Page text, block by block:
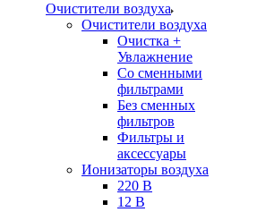
Очистители воздуха
Очистители воздуха
Очистка +
Увлажнение
Cо сменными
фильтрами
Без сменных
фильтров
Фильтры и
аксессуары
Ионизаторы воздуха
220 В
12 В